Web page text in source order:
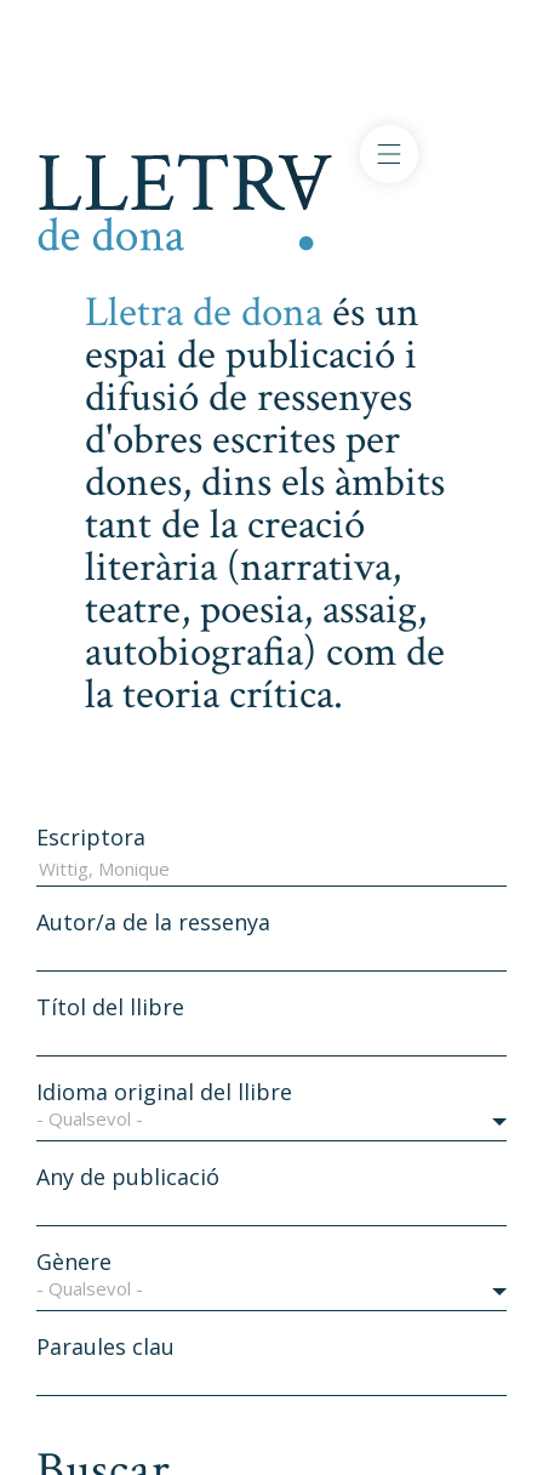
Lletra de donaés un
espai de publicació i
difusió de ressenyes
d'obres escrites per
dones, dins els àmbits
tant de la creació
literària (narrativa,
teatre, poesia, assaig,
autobiografia) com de
la teoria crítica.
Escriptora
Autor/a de la ressenya
Títol del llibre
Idioma original del llibre
- Qualsevol -
Any de publicació
Gènere
- Qualsevol -
Paraules clau